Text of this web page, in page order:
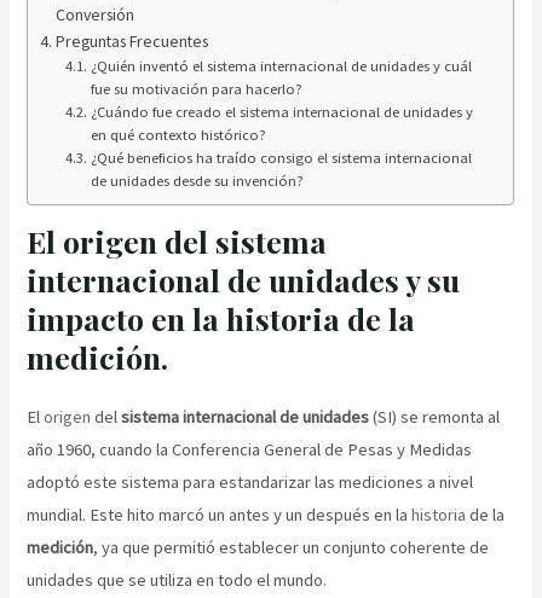
Conversión
Preguntas Frecuentes
¿Quién inventó el sistema internacional de unidades y cuál
fue su motivación para hacerlo?
¿Cuándo fue creado el sistema internacional de unidades y
en qué contexto histórico?
¿Qué beneficios ha traído consigo el sistema internacional
de unidades desde su invención?
El origen del sistema
internacional de unidades y su
impacto en la historia de la
medición.
Elorigen delsistema internacional de unidades(SI) se remonta al
año 1960, cuando la Conferencia General de Pesas y Medidas
adoptó este sistema para estandarizar las mediciones a nivel
mundial. Este hito marcó un antes y un después en lahistoria de la
medición, ya que permitió establecer un conjunto coherente de
unidades que se utiliza en todo el mundo.